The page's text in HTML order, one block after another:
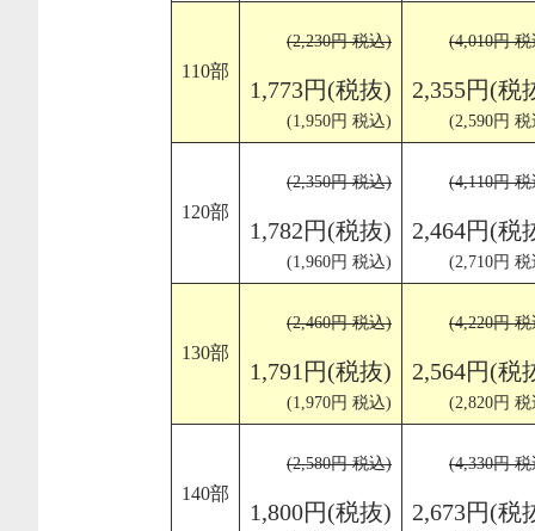
110部
(2,230円 税込)
1,773円(税抜)
(1,950円 税込)
(4,010円
2,355円(税
(2,590円
120部
(2,350円 税込)
1,782円(税抜)
(1,960円 税込)
(4,110円
2,464円(税
(2,710円
130部
(2,460円 税込)
1,791円(税抜)
(1,970円 税込)
(4,220円
2,564円(税
(2,820円
140部
(2,580円 税込)
1,800円(税抜)
(4,330円
2,673円(税